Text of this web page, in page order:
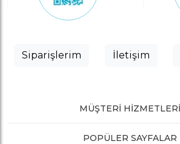
Siparişlerim İletişim
MÜŞTERI HIZMETLERI
POPÜLER SAYFALAR